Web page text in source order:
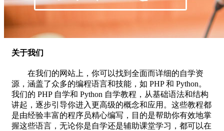
关于我们
在我们的网站上，你可以找到全面而详细的自学资
源，涵盖了众多的编程语言和技能，如 PHP 和 Python。
我们的 PHP 自学和 Python 自学教程，从基础语法和结构
讲起，逐步引导你进入更高级的概念和应用。这些教程都
是由经验丰富的程序员精心编写，目的是帮助你有效地掌
握这些语言，无论你是自学还是辅助课堂学习，都可以在